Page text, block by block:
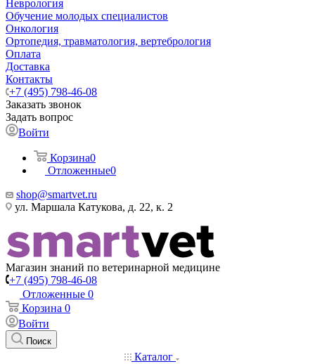
Неврология
Обучение молодых специалистов
Онкология
Ортопедия, травматология, вертебрология
Оплата
Доставка
Контакты
+7 (495) 798-46-08
Заказать звонок
Задать вопрос
Войти
Корзина0
Отложенные0
shop@smartvet.ru
ул. Маршала Катукова, д. 22, к. 2
Магазин знаний по ветеринарной медицине
+7 (495) 798-46-08
Отложенные 0
Корзина 0
Войти
Поиск
Каталог